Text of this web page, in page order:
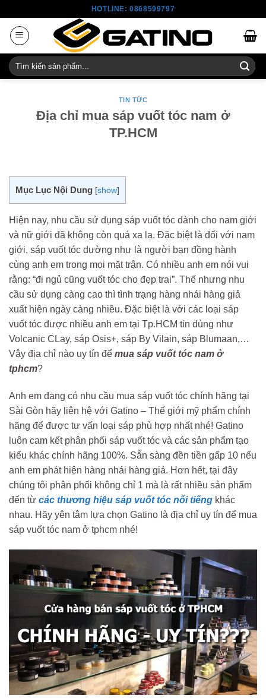
content
HOTLINE: 0868599797
Tìm
kiếm:
TIN TỨC
Địa chỉ mua sáp vuốt tóc nam ở
TP.HCM
Mục Lục Nội Dung [show]
Hiện nay, nhu cầu sử dụng sáp vuốt tóc dành cho nam giới
và nữ giới đã không còn quá xa lạ. Đặc biệt là đối với nam
giới, sáp vuốt tóc dường như là người bạn đồng hành
cùng anh em trong mọi mặt trận. Có nhiều anh em nói vui
rằng: “đi ngủ cũng vuốt tóc cho đẹp trai”. Thế nhưng nhu
cầu sử dụng càng cao thì tình trạng hàng nhái hàng giả
xuất hiện ngày càng nhiều. Đặc biệt là với các loại sáp
vuốt tóc được nhiều anh em tại Tp.HCM tin dùng như
Volcanic CLay, sáp Osis+, sáp By Vilain, sáp Blumaan,…
Vậy địa chỉ nào uy tín để mua sáp vuốt tóc nam ở
tphcm?
Anh em đang có nhu cầu mua sáp vuốt tóc chính hãng tại
Sài Gòn hãy liên hệ với Gatino – Thế giới mỹ phẩm chính
hãng để được tư vấn loại sáp phù hợp nhất nhé! Gatino
luôn cam kết phân phối sáp vuốt tóc và các sản phẩm tạo
kiểu khác chính hãng 100%. Sẵn sàng đền tiền gấp 10 nếu
anh em phát hiện hàng nhái hàng giả. Hơn hết, tại đây
chúng tôi phân phối không chỉ 1 mà là rất nhiều sản phẩm
đến từ các thương hiệu sáp vuốt tóc nổi tiếng khác
nhau. Hãy yên tâm lựa chọn Gatino là địa chỉ uy tín để mua
sáp vuốt tóc nam ở tphcm nhé!